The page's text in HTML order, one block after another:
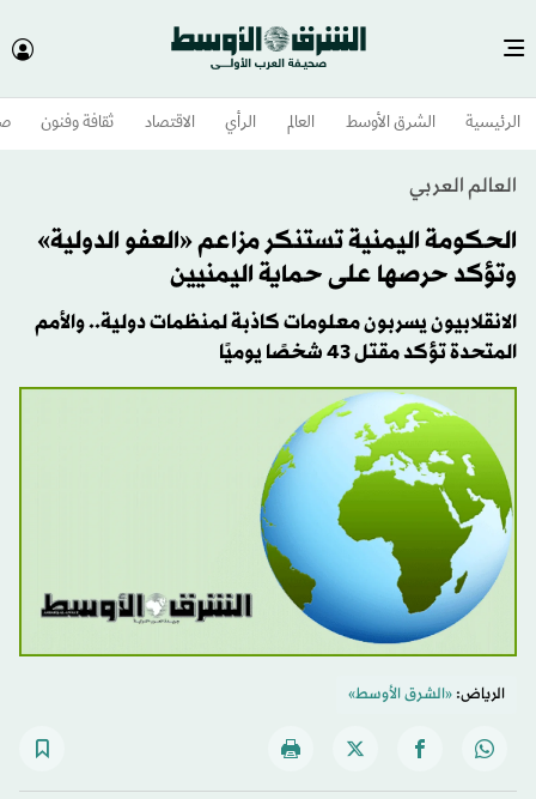
الرئيسية الشرق الأوسط​ العالم الرأي الاقتصاد ثقافة وفنون
العالم العربي
الحكومة اليمنية تستنكر مزاعم «العفو الدولية»
وتؤكد حرصها على حماية اليمنيين
الانقلابيون يسربون معلومات كاذبة لمنظمات دولية.. والأمم
المتحدة تؤكد مقتل 43 شخصًا يوميًا
الرياض:«الشرق الأوسط»